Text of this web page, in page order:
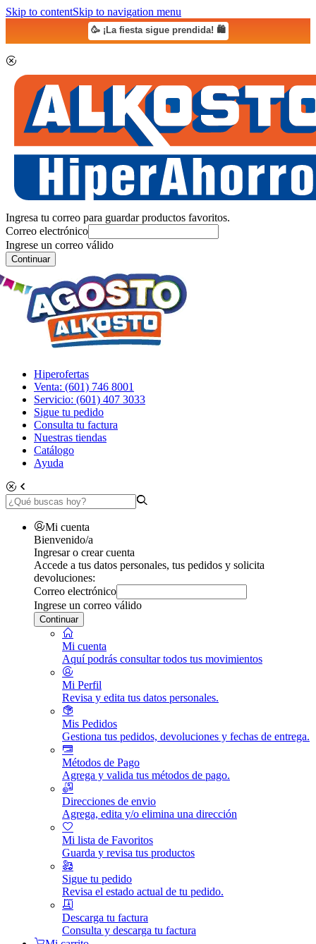
Skip to contentSkip to navigation menu
🥳 ¡La fiesta sigue prendida! 🛍️
Ingresa tu correo para guardar productos favoritos.
Correo electrónico
Ingrese un correo válido
Continuar
Hiperofertas
Venta: (601) 746 8001
Servicio: (601) 407 3033
Sigue tu pedido
Consulta tu factura
Nuestras tiendas
Catálogo
Ayuda
Mi cuenta
Bienvenido/a
Ingresar o crear cuenta
Accede a tus datos personales, tus pedidos y solicita
devoluciones:
Correo electrónico
Ingrese un correo válido
Continuar
Mi cuenta
Aquí podrás consultar todos tus movimientos
Mi Perfil
Revisa y edita tus datos personales.
Mis Pedidos
Gestiona tus pedidos, devoluciones y fechas de entrega.
Métodos de Pago
Agrega y valida tus métodos de pago.
Direcciones de envio
Agrega, edita y/o elimina una dirección
Mi lista de Favoritos
Guarda y revisa tus productos
Sigue tu pedido
Revisa el estado actual de tu pedido.
Descarga tu factura
Consulta y descarga tu factura